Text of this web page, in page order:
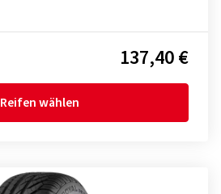
137,40 €
Reifen wählen